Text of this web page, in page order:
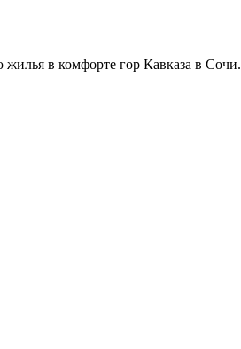
в комфорте гор Кавказа в Сочи.